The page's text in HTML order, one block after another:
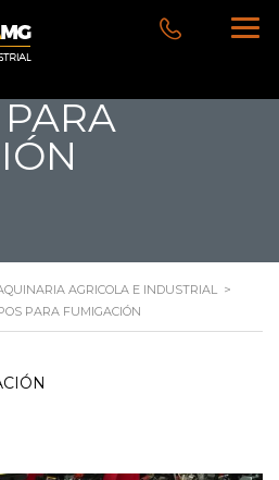
AGRICOLA E INDUSTRIAL >
PARA FUMIGACIÓN